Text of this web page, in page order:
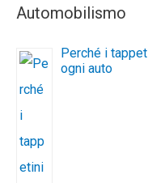
Automobilismo
Perché i
ogni auto